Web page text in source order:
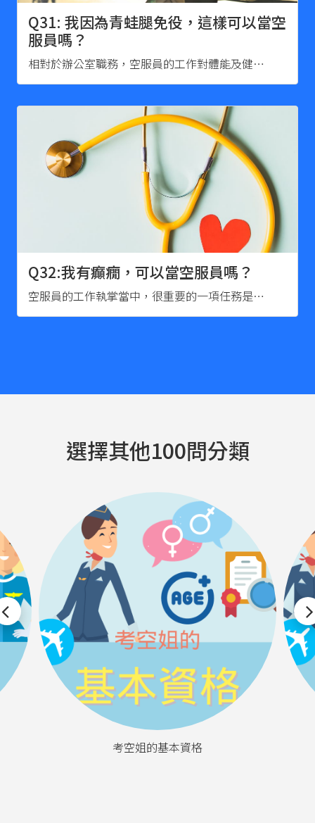
Q31: 我因為青蛙腿免役，這樣可以當空
服員嗎？
相對於辦公室職務，空服員的工作對體能及健…
Q32:我有癲癇，可以當空服員嗎？
空服員的工作執掌當中，很重要的一項任務是…
選擇其他100問分類
考空姐的基本資格